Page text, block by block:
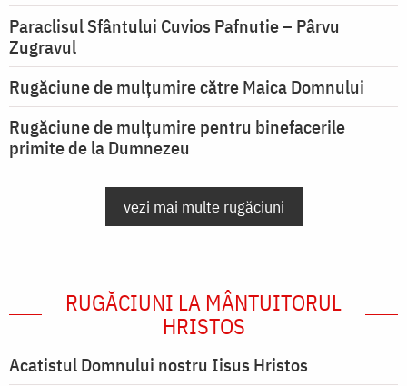
Paraclisul Sfântului Cuvios Pafnutie – Pârvu
Zugravul
Rugăciune de mulţumire către Maica Domnului
Rugăciune de mulțumire pentru binefacerile
primite de la Dumnezeu
vezi mai multe rugăciuni
RUGĂCIUNI LA MÂNTUITORUL
HRISTOS
Acatistul Domnului nostru Iisus Hristos